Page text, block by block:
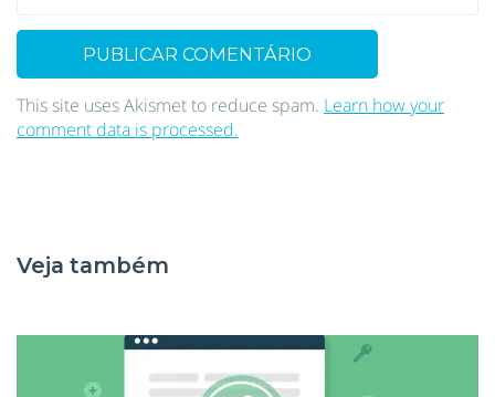
This site uses Akismet to reduce spam. Learn how your
comment data is processed.
Veja também